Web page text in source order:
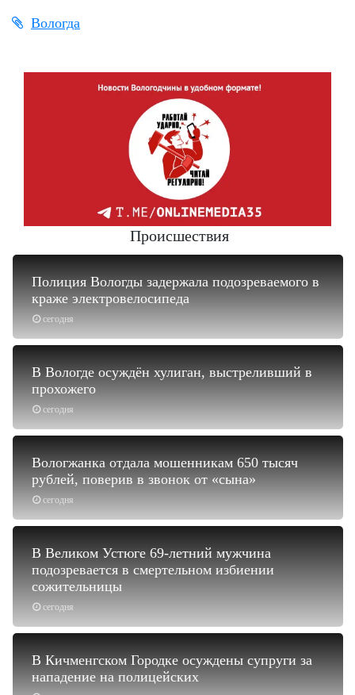
Вологда
Происшествия
сегодня
Полиция Вологды задержала подозреваемого в
краже электровелосипеда
сегодня
В Вологде осуждён хулиган, выстреливший в
прохожего
сегодня
Вологжанка отдала мошенникам 650 тысяч
рублей, поверив в звонок от «сына»
сегодня
В Великом Устюге 69-летний мужчина
подозревается в смертельном избиении
сожительницы
В Кичменгском Городке осуждены супруги за
нападение на полицейских